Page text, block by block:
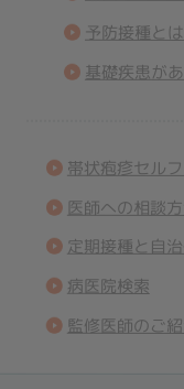
予防接種とは
基礎疾患が
帯状疱疹セル
医師への相談
定期接種と自
病医院検索
監修医師のご